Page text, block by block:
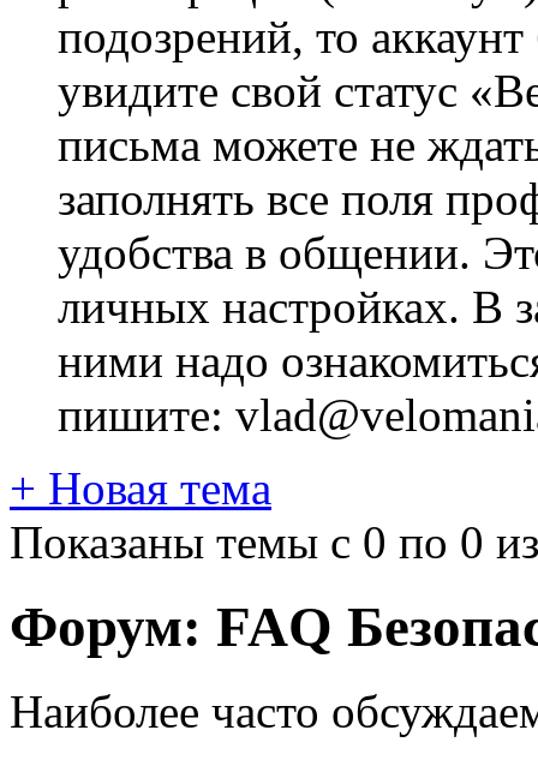
подозрений, то
увидите свой статус
письма можете не
заполнять все поля
удобства в общении.
личных настройках. В
ними надо
пишите:
+ Новая тема
Показаны темы с 0 по 0
Форум: FAQ
Наиболее часто